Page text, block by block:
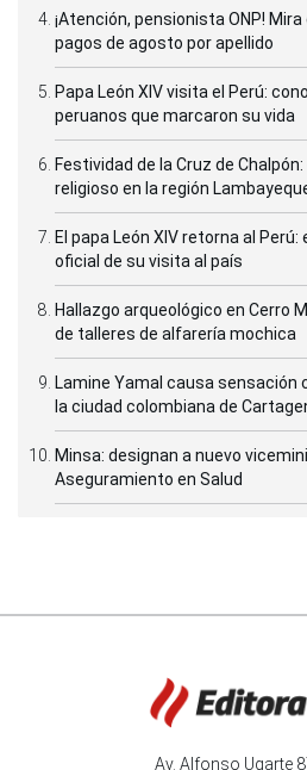
¡Atención, pensionista ONP!
pagos de agosto por apellido
Papa León XIV visita el Perú:
peruanos que marcaron su vida
Festividad de la Cruz de
religioso en la región
El papa León XIV retorna al
oficial de su visita al país
Hallazgo arqueológico en Cerro
de talleres de alfarería mochica
Lamine Yamal causa sensación
la ciudad colombiana de
Minsa: designan a nuevo
Aseguramiento en Salud
Av. Alfonso Ugarte